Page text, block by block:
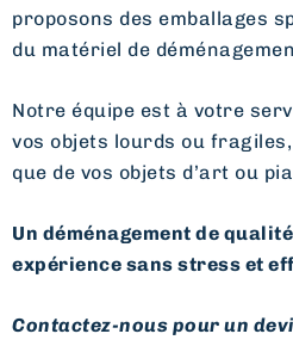
proposons des emballages
du matériel de
Notre équipe est à votre
vos objets lourds ou
que de vos objets d’art ou
Un déménagement de
expérience sans stress et
Contactez-nous pour un